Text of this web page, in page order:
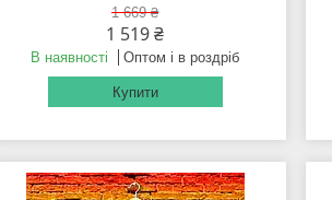
1 669 ₴
1 519 ₴
В наявності Оптом і в роздріб
Купити